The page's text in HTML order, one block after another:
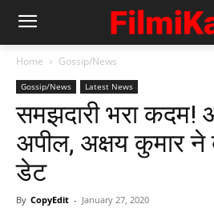
Home Gossip/News
Gossip/News Latest News
समझदारी भरा कदम!
अपील, अक्षय कुमार ने
डेट
By CopyEdit - January 27, 2020